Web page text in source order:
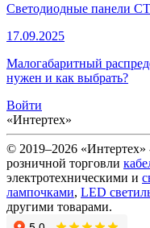
Светодиодные панели
17.09.2025
Малогабаритный
нужен и как выбрать?
Войти
«Интертех»
© 2019–2026 «Интертех»
розничной торговли
электротехническими и
лампочками, LED
другими товарами.